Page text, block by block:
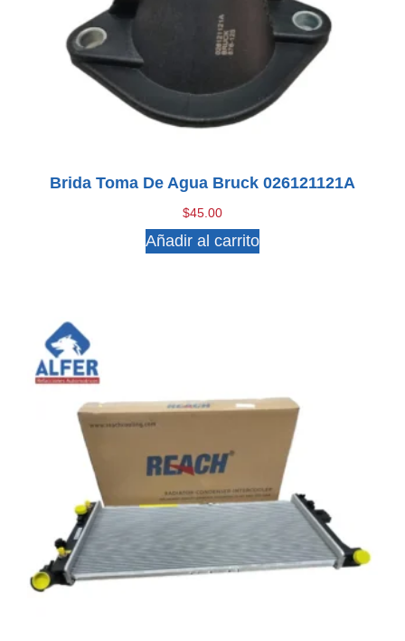
Brida Toma De Agua Bruck 026121121A
$45.00
Añadir al carrito